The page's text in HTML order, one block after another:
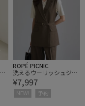
ROPÉ PICNIC
洗えるウーリッシュジ
レ・ベスト/セットアッ
プ対応
¥7,997
NEW! 予約